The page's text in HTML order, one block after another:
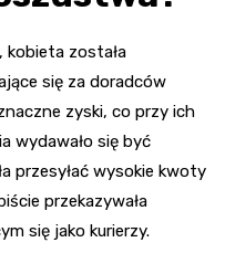
kobieta została
się za doradców
zyski, co przy ich
wydawało się być
przesyłać wysokie kwoty
przekazywała
się jako kurierzy.